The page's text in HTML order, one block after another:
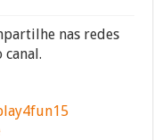
nas redes
canal.